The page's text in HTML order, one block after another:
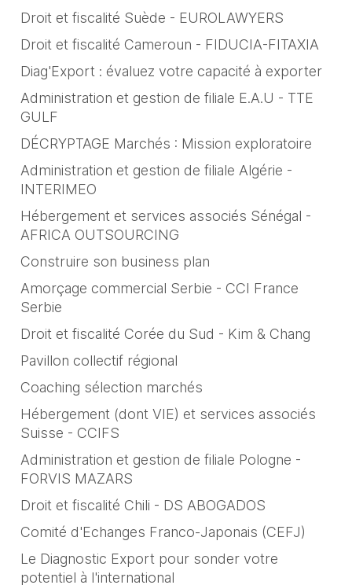
Droit et fiscalité Suède - EUROLAWYERS
Droit et fiscalité Cameroun - FIDUCIA-FITAXIA
Diag'Export : évaluez votre capacité à exporter
Administration et gestion de filiale E.A.U - TTE
GULF
DÉCRYPTAGE Marchés : Mission exploratoire
Administration et gestion de filiale Algérie -
INTERIMEO
Hébergement et services associés Sénégal -
AFRICA OUTSOURCING
Construire son business plan
Amorçage commercial Serbie - CCI France
Serbie
Droit et fiscalité Corée du Sud - Kim & Chang
Pavillon collectif régional
Coaching sélection marchés
Hébergement (dont VIE) et services associés
Suisse - CCIFS
Administration et gestion de filiale Pologne -
FORVIS MAZARS
Droit et fiscalité Chili - DS ABOGADOS
Comité d'Echanges Franco-Japonais (CEFJ)
Le Diagnostic Export pour sonder votre
potentiel à l'international